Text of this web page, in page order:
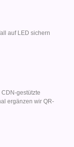
auf LED sichern
gestützte
ergänzen wir QR-